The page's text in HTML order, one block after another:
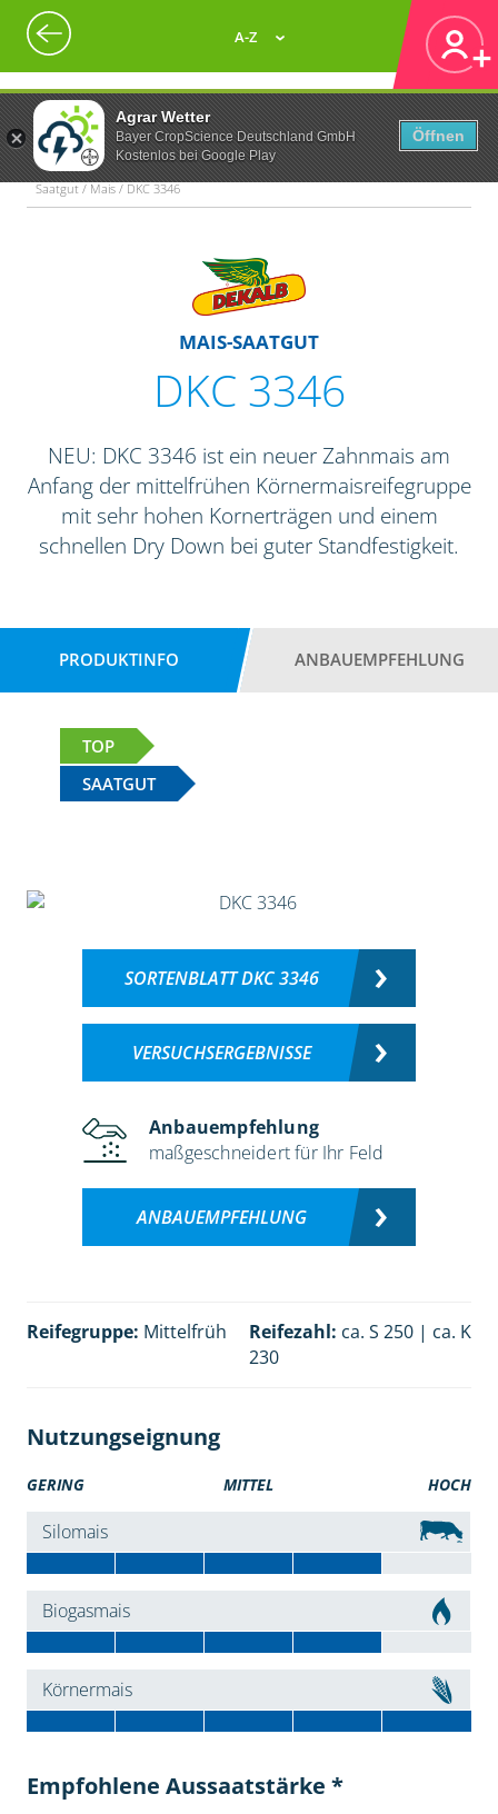
Agrar Wetter
Bayer CropScience Deutschland GmbH
Kostenlos bei Google Play
Öffnen
A-Z
Saatgut / Mais / DKC 3346
MAIS-SAATGUT
DKC 3346
NEU: DKC 3346 ist ein neuer Zahnmais am
Anfang der mittelfrühen Körnermaisreifegruppe
mit sehr hohen Kornerträgen und einem
schnellen Dry Down bei guter Standfestigkeit.
PRODUKTINFO ANBAUEMPFEHLUNG
TOP
SAATGUT
SORTENBLATT DKC 3346
VERSUCHSERGEBNISSE
Anbauempfehlung
maßgeschneidert für Ihr Feld
ANBAUEMPFEHLUNG
Reifegruppe: Mittelfrüh Reifezahl: ca. S 250 | ca. K
230
Nutzungseignung
GERING MITTEL HOCH
Silomais
Biogasmais
Körnermais
Empfohlene Aussaatstärke *